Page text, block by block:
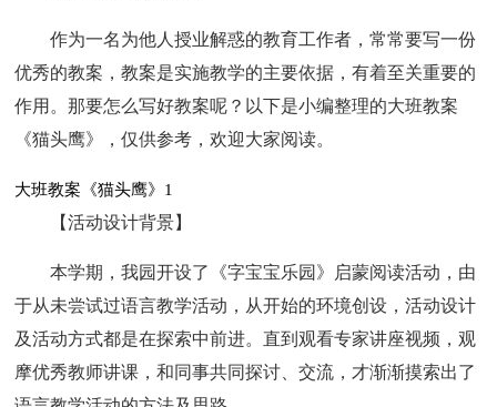
作为一名为他人授业解惑的教育工作者，常常要写一份
优秀的教案，教案是实施教学的主要依据，有着至关重要的
作用。那要怎么写好教案呢？以下是小编整理的大班教案
《猫头鹰》，仅供参考，欢迎大家阅读。
大班教案《猫头鹰》1
【活动设计背景】
本学期，我园开设了《字宝宝乐园》启蒙阅读活动，由
于从未尝试过语言教学活动，从开始的环境创设，活动设计
及活动方式都是在探索中前进。直到观看专家讲座视频，观
摩优秀教师讲课，和同事共同探讨、交流，才渐渐摸索出了